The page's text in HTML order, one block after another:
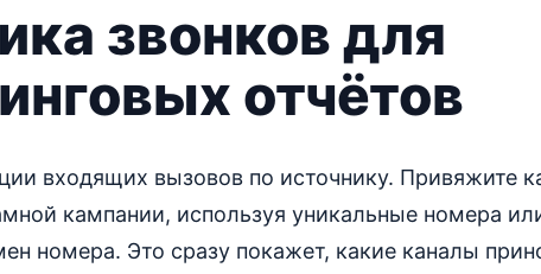
звонков для
отчётов
входящих вызовов по источнику. Привяжите
кампании, используя уникальные номера
номера. Это сразу покажет, какие каналы